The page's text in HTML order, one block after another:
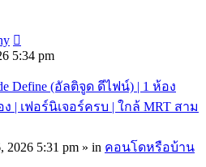
5:34 pm
Define (อัลติจูด ดีไฟน์) | 1 ห้อง
| เฟอร์นิเจอร์ครบ | ใกล้ MRT สาม
2026 5:31 pm » in คอนโดหรือบ้าน